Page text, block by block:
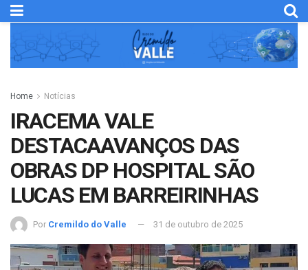
Home Notícias
IRACEMA VALE
DESTACAAVANÇOS DAS
OBRAS DP HOSPITAL SÃO
LUCAS EM BARREIRINHAS
Por Cremildo do Valle 31 de outubro de 2025